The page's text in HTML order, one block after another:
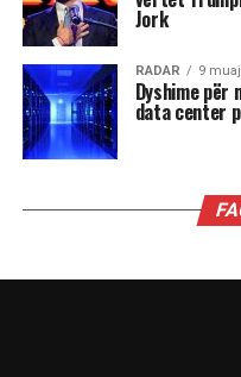
të Partisë Progresive
nga fitimi i posteve të
Virxhinias dhe Nju
referendum në
jenë vendimtare, një
nga kontrolli i
Fitorja e madhe e